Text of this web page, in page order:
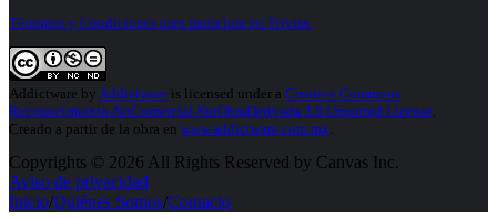
Términos y Condiciones para participar en Trivias.
Addictware by Addictware is licensed under a Creative Commons
Reconocimiento-NoComercial-SinObraDerivada 3.0 Unported License
Creado a partir de la obra en www.addictware.com.mx
Copyrights © 2026 All Rights Reserved by Canvas Inc.
Aviso de privacidad
Inicio/Quiénes Somos/Contacto